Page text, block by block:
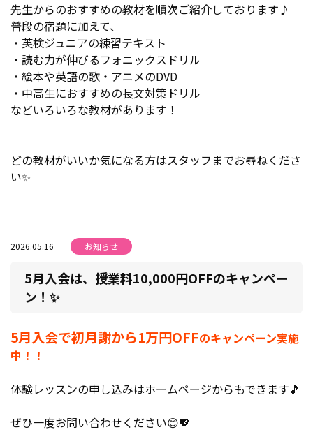
先生からのおすすめの教材を順次ご紹介しております♪
普段の宿題に加えて、
・英検ジュニアの練習テキスト
・読む力が伸びるフォニックスドリル
・絵本や英語の歌・アニメのDVD
・中高生におすすめの長文対策ドリル
などいろいろな教材があります！
どの教材がいいか気になる方はスタッフまでお尋ねくださ
い✨
2026.05.16 お知らせ
5月入会は、授業料10,000円OFFのキャンペー
ン！✨
5月入会で初月謝から1万円OFFのキャンペーン実施
中！！
体験レッスンの申し込みはホームページからもできます🎵
ぜひ一度お問い合わせください😊💖